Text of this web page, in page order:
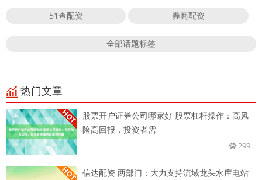
51查配资 券商配资
全部话题标签
热门文章
股票开户证券公司哪家好 股票杠杆操作：高风
险高回报，投资者需
299
信达配资 两部门：大力支持流域龙头水库电站